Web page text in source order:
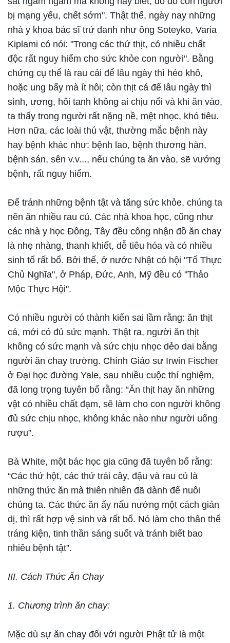
bị mạng yểu, chết sớm". Thật thế, ngày nay những
nhà y khoa bác sĩ trứ danh như ông Soteyko, Varia
Kiplami có nói: "Trong các thứ thịt, có nhiều chất
độc rất nguy hiểm cho sức khỏe con người". Bằng
chứng cụ thể là rau cải để lâu ngày thì héo khô,
hoặc ung bấy mà ít hôi; còn thịt cá để lâu ngày thì
sình, ương, hôi tanh không ai chịu nổi và khi ăn vào,
ta thấy trong người rất nặng nề, mệt nhọc, khó tiêu.
Hơn nữa, các loài thú vật, thường mắc bệnh này
hay bệnh khác như: bệnh lao, bệnh thương hàn,
bệnh sán, sên v.v..., nếu chúng ta ăn vào, sẽ vướng
bệnh, rất nguy hiểm.
Để tránh những bệnh tật và tăng sức khỏe, chúng ta
nên ăn nhiều rau củ. Các nhà khoa học, cũng như
các nhà y học Đông, Tây đều công nhận đồ ăn chay
là nhẹ nhàng, thanh khiết, dễ tiêu hóa và có nhiều
sinh tố rất bổ. Bởi thế, ở nước Nhật có hội "Tổ Thực
Chủ Nghĩa", ở Pháp, Đức, Anh, Mỹ đều có "Thảo
Mộc Thực Hội".
Có nhiều người có thành kiến sai lầm rằng: ăn thịt
cá, mới có đủ sức mạnh. Thật ra, người ăn thịt
không có sức mạnh và sức chịu nhọc dẻo dai bằng
người ăn chay trường. Chính Giáo sư Irwin Fischer
ở Đại học đường Yale, sau nhiều cuộc thí nghiệm,
đã long trọng tuyên bố rằng: “Ăn thịt hay ăn những
vật có nhiều chất đạm, sẽ làm cho con người không
đủ sức chịu nhọc, không khác nào như người uống
rượu”.
Bà White, một bác học gia cũng đã tuyên bố rằng:
“Các thứ hột, các thứ trái cây, đậu và rau củ là
những thức ăn mà thiên nhiên đã dành để nuôi
chúng ta. Các thức ăn ấy nấu nướng một cách giản
dị, thì rất hợp vệ sinh và rất bổ. Nó làm cho thân thể
tráng kiện, tinh thần sáng suốt và tránh biết bao
nhiêu bệnh tật”.
III. Cách Thức Ăn Chay
1. Chương trình ăn chay:
Mặc dù sự ăn chay đối với người Phật tử là một